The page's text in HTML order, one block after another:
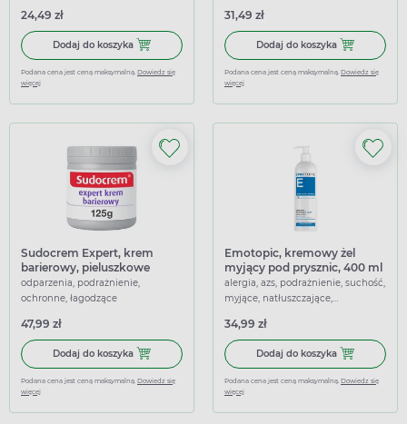
24,49 zł
Dodaj do koszyka Dodaj do koszyka Bepanthen Baby, maść ochronna, 30
Podana cena jest ceną maksymalną. Dowiedz się
więcej
31,49 zł
Dodaj do koszyka Dodaj do
Podana cena jest ceną maksymalną. Dowiedz się
więcej
Sudocrem Expert, krem
barierowy, pieluszkowe
zapalenie skóry, otarcia, 125g
odparzenia, podrażnienie,
ochronne, łagodzące
47,99 zł
Dodaj do koszyka Dodaj do koszyka Sudocrem Expert, krem barierowy,
Podana cena jest ceną maksymalną. Dowiedz się
więcej
Emotopic, kremowy żel
myjący pod prysznic, 400 ml
alergia, azs, podrażnienie, suchość,
myjące, natłuszczające,
przeciwświądowe, łagodzące
34,99 zł
Dodaj do koszyka Dodaj do
Podana cena jest ceną maksymalną. Dowiedz się
więcej